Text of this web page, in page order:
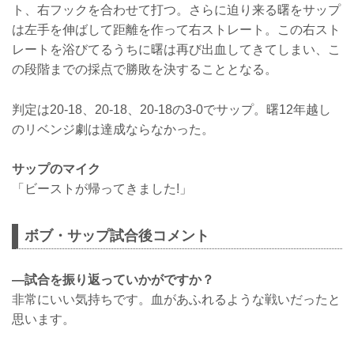
ト、右フックを合わせて打つ。さらに迫り来る曙をサップ
は左手を伸ばして距離を作って右ストレート。この右スト
レートを浴びてるうちに曙は再び出血してきてしまい、こ
の段階までの採点で勝敗を決することとなる。
判定は20-18、20-18、20-18の3-0でサップ。曙12年越し
のリベンジ劇は達成ならなかった。
サップのマイク
「ビーストが帰ってきました!」
ボブ・サップ試合後コメント
―試合を振り返っていかがですか？
非常にいい気持ちです。血があふれるような戦いだったと
思います。